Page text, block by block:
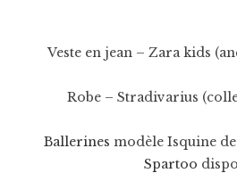
Veste en jean – Zara kids
Robe – Stradivarius
Ballerines modèle Isquinede
Spartoo dispo